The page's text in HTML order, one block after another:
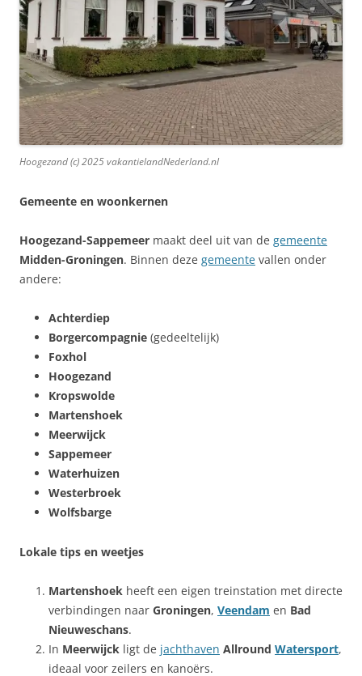
Hoogezand (c) 2025 vakantielandNederland.nl
Gemeente en woonkernen
Hoogezand-Sappemeer maakt deel uit van de gemeente
Midden-Groningen. Binnen deze gemeente vallen onder
andere:
Achterdiep
Borgercompagnie (gedeeltelijk)
Foxhol
Hoogezand
Kropswolde
Martenshoek
Meerwijck
Sappemeer
Waterhuizen
Westerbroek
Wolfsbarge
Lokale tips en weetjes
Martenshoek heeft een eigen treinstation met directe
verbindingen naar Groningen, Veendam en Bad
Nieuweschans.
In Meerwijck ligt de jachthaven Allround Watersport,
ideaal voor zeilers en kanoërs.